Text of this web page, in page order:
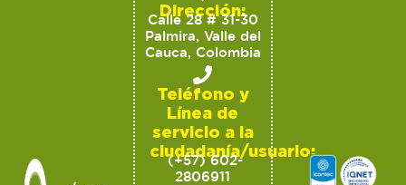
Dirección:
Calle 28 # 31-30
Palmira, Valle del
Cauca, Colombia
Teléfono y
Línea de
servicio a la
ciudadanía/usuario:
(+57) 602-
2806911